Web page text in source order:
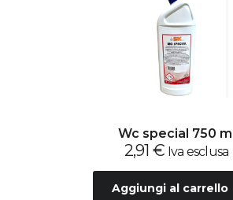
Wc special 750
2,91 € Iva esclusa
Aggiungi al carrello